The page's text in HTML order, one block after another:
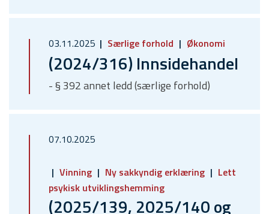
03.11.2025 Særlige forhold Økonomi
(2024/316) Innsidehandel
- § 392 annet ledd (særlige forhold)
07.10.2025
Vinning Ny sakkyndig erklæring
Lett
psykisk utviklingshemming
(2025/139, 2025/140 og